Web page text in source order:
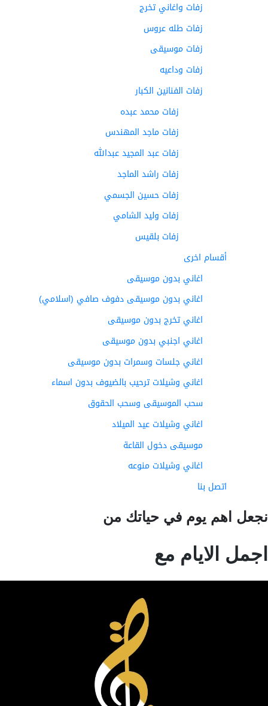
زفات واغاني تخرج
زفات طله عروس
زفات موسيقى
زفات وداعيه
زفات الفنانين الكبار
زفات محمد عبده
زفات ماجد المهندس
زفات عبد المجيد عبدالله
زفات راشد الماجد
زفات حسين الجسمي
زفات وليد الشامي
زفات بلقيس
أقسام اخرى
اغاني بدون موسيقى
اغاني بدون موسيقى دفوف صافي (اسلامي)
اغاني تخرج بدون موسيقى
اغاني اجنبي بدون موسيقى
اغاني جلسات وسمرات بدون موسيقى
اغاني وشيلات ترحيب بالضيوف بدون اسماء
سحب الموسيقى وسحب الحقوق
اغاني وشيلات عيد الميلاد
موسيقى دخول القاعة
اغاني وشيلات منوعه
اتصل بنا
اهم يوم في حياتك من
الايام مع